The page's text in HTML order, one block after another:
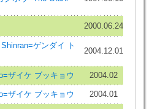
2000.06.24
ゲンダイ ト
2004.12.01
ザイケ ブッキョウ 2004.02
ザイケ ブッキョウ 2004.01